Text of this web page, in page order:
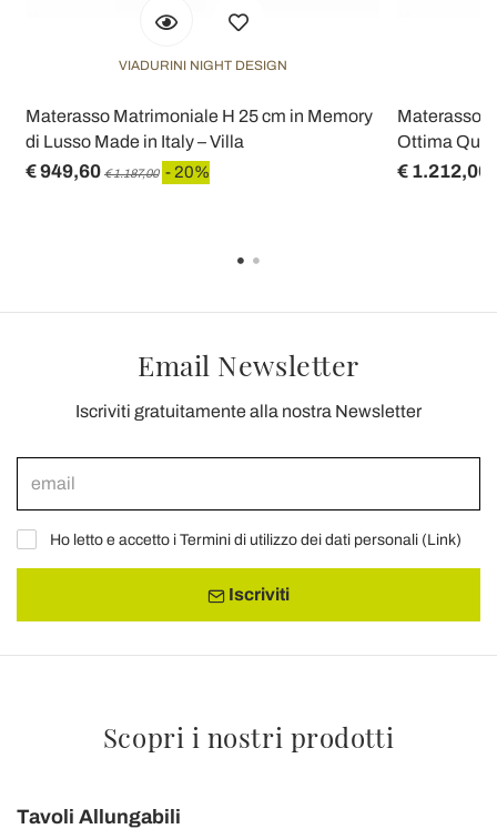
VIADURINI NIGHT DESIGN
Materasso Matrimoniale H 25 cm in Memory
di Lusso Made in Italy – Villa
€ 949,60 € 1.187,00 - 20%
Materasso
Ottima
€ 1.212,00
Email Newsletter
Iscriviti gratuitamente alla nostra Newsletter
Ho letto e accetto i Termini di utilizzo dei dati personali (Link)
Iscriviti
Scopri i nostri prodotti
Tavoli Allungabili